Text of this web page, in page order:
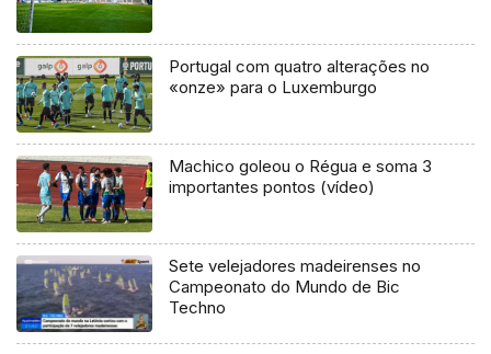
Portugal com quatro alterações no
«onze» para o Luxemburgo
Machico goleou o Régua e soma 3
importantes pontos (vídeo)
Sete velejadores madeirenses no
Campeonato do Mundo de Bic
Techno